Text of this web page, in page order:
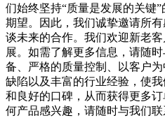
们始终坚持“质量是发展的关键
期望。因此，我们诚挚邀请所
谈未来的合作。我们欢迎新老
展。如需了解更多信息，请随
备、严格的质量控制、以客户
缺陷以及丰富的行业经验，使
和良好的口碑，从而获得更多
何产品感兴趣，请随时与我们